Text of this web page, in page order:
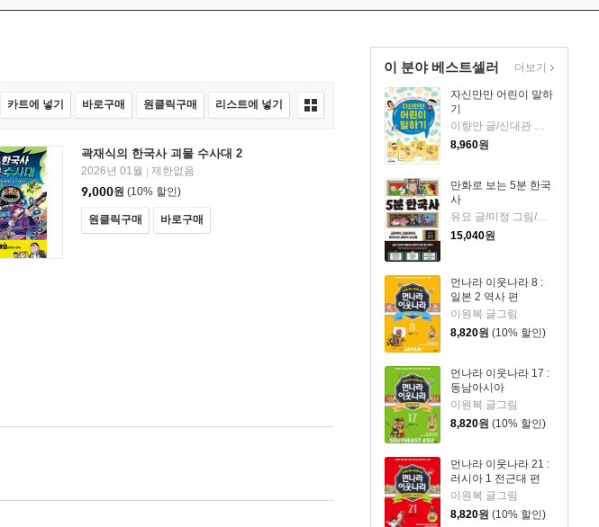
이 분야 베스트셀러
자신만만 어린이 말하
기
이향안 글/신대관 그림
8,960원
만화로 보는 5분 한국
사
유요 글/미정 그림/신병주 감수
15,040원
먼나라 이웃나라 8 :
일본 2 역사 편
이원복 글그림
8,820원 (10% 할인)
먼나라 이웃나라 17 :
동남아시아
이원복 글그림
8,820원 (10% 할인)
먼나라 이웃나라 21 :
러시아 1 전근대 편
이원복 글그림
8,820원 (10% 할인)
더보기
카트에 넣기 바로구매 원클릭구매 리스트에 넣기
곽재식의 한국사 괴물 수사대 2
2026년 01월
제한없음
9,000원 (10% 할인)
원클릭구매 바로구매